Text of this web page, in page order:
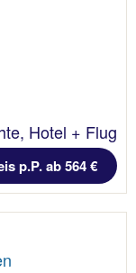
Hotel + Flug
p.P. ab 564 €